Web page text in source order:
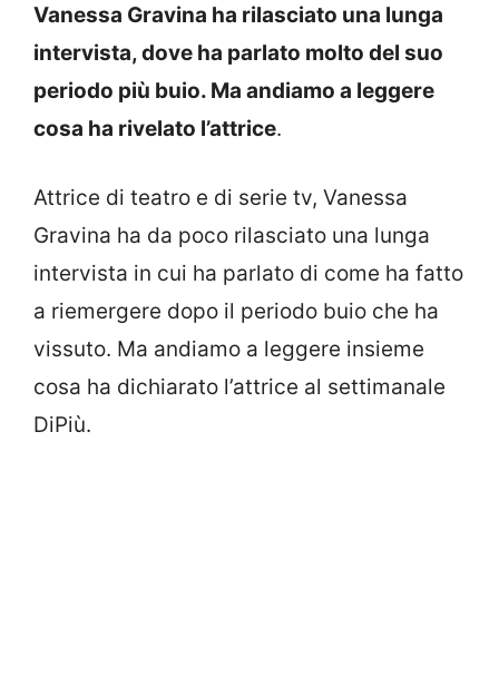
Vanessa Gravina ha rilasciato una lunga
intervista, dove ha parlato molto del suo
periodo più buio. Ma andiamo a leggere
cosa ha rivelato l’attrice.
Attrice di teatro e di serie tv, Vanessa
Gravina ha da poco rilasciato una lunga
intervista in cui ha parlato di come ha fatto
a riemergere dopo il periodo buio che ha
vissuto. Ma andiamo a leggere insieme
cosa ha dichiarato l’attrice al settimanale
DiPiù.